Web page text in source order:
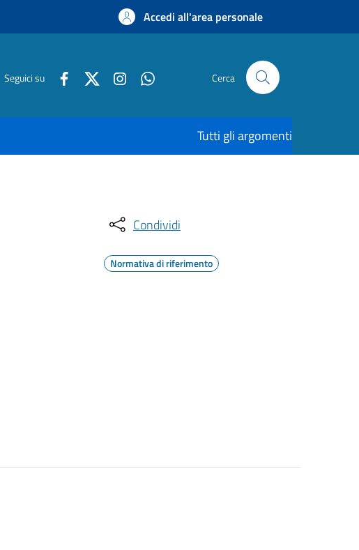
Accedi all'area personale
Seguici su Cerca
Tutti gli argomenti
Condividi
Normativa di riferimento